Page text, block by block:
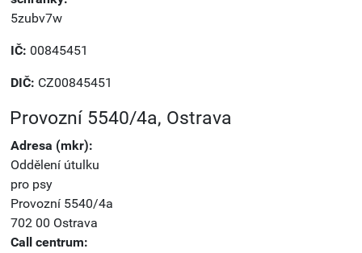
5zubv7w
IČ: 00845451
DIČ: CZ00845451
Provozní 5540/4a, Ostrava
Adresa (mkr):
Oddělení útulku
pro psy
Provozní 5540/4a
702 00 Ostrava
Call centrum: